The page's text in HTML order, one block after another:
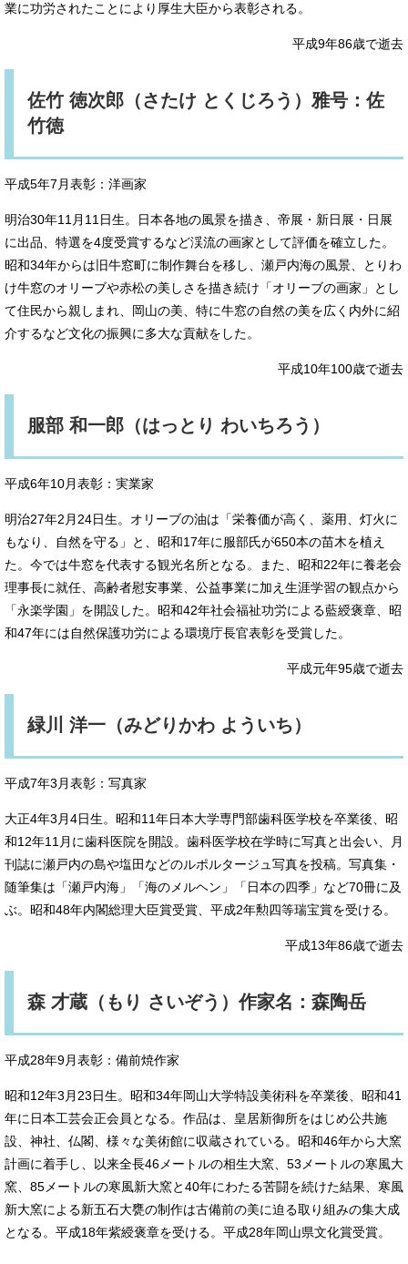
業に功労されたことにより厚生大臣から表彰される。
平成9年86歳で逝去
佐竹 徳次郎（さたけ とくじろう）雅号：佐
竹徳
平成5年7月表彰：洋画家
明治30年11月11日生。日本各地の風景を描き、帝展・新日展・日展
に出品、特選を4度受賞するなど渓流の画家として評価を確立した。
昭和34年からは旧牛窓町に制作舞台を移し、瀬戸内海の風景、とりわ
け牛窓のオリーブや赤松の美しさを描き続け「オリーブの画家」とし
て住民から親しまれ、岡山の美、特に牛窓の自然の美を広く内外に紹
介するなど文化の振興に多大な貢献をした。
平成10年100歳で逝去
服部 和一郎（はっとり わいちろう）
平成6年10月表彰：実業家
明治27年2月24日生。オリーブの油は「栄養価が高く、薬用、灯火に
もなり、自然を守る」と、昭和17年に服部氏が650本の苗木を植え
た。今では牛窓を代表する観光名所となる。また、昭和22年に養老会
理事長に就任、高齢者慰安事業、公益事業に加え生涯学習の観点から
「永楽学園」を開設した。昭和42年社会福祉功労による藍綬褒章、昭
和47年には自然保護功労による環境庁長官表彰を受賞した。
平成元年95歳で逝去
緑川 洋一（みどりかわ よういち）
平成7年3月表彰：写真家
大正4年3月4日生。昭和11年日本大学専門部歯科医学校を卒業後、昭
和12年11月に歯科医院を開設。歯科医学校在学時に写真と出会い、月
刊誌に瀬戸内の島や塩田などのルポルタージュ写真を投稿。写真集・
随筆集は「瀬戸内海」「海のメルヘン」「日本の四季」など70冊に及
ぶ。昭和48年内閣総理大臣賞受賞、平成2年勲四等瑞宝賞を受ける。
平成13年86歳で逝去
森 才蔵（もり さいぞう）作家名：森陶岳
平成28年9月表彰：備前焼作家
昭和12年3月23日生。昭和34年岡山大学特設美術科を卒業後、昭和41
年に日本工芸会正会員となる。作品は、皇居新御所をはじめ公共施
設、神社、仏閣、様々な美術館に収蔵されている。昭和46年から大窯
計画に着手し、以来全長46メートルの相生大窯、53メートルの寒風大
窯、85メートルの寒風新大窯と40年にわたる苦闘を続けた結果、寒風
新大窯による新五石大甕の制作は古備前の美に迫る取り組みの集大成
となる。平成18年紫綬褒章を受ける。平成28年岡山県文化賞受賞。